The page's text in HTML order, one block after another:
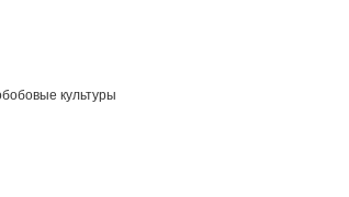
культуры